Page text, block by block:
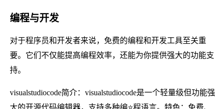
编程与开发
对于程序员和开发者来说，免费的编程和开发工具至关重
要。它们不仅能提高编程效率，还能为你提供强大的功能支
持。
visualstudiocode简介：visualstudiocode是一个轻量级但功能强
大的开源代码编辑器，支持多种编⭐程语言。特色：免费、